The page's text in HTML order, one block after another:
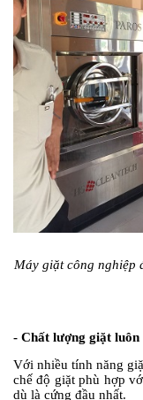
Máy giặt công nghiệp
- Chất lượng giặt luôn
Với nhiều tính năng
chế độ giặt phù hợp
dù là cứng đầu nhất.